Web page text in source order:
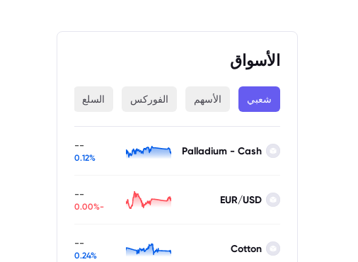
الأسواق
شعبي الأسهم الفوركس السلع
Palladium - Cash
--
0.12%
EUR/USD
--
-0.00%
Cotton
--
0.24%